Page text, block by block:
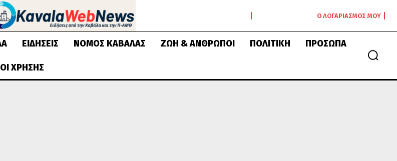
Ο ΛΟΓΑΡΙΑΣΜΌΣ ΜΟΥ
ΕΙΔΉΣΕΙΣ ΝΟΜΌΣ ΚΑΒΆΛΑΣ ΖΩΉ & ΆΝΘΡΩΠΟΙ ΠΟΛΙΤΙΚΉ ΠΡΌΣΩΠΑ
ΧΡΉΣΗΣ